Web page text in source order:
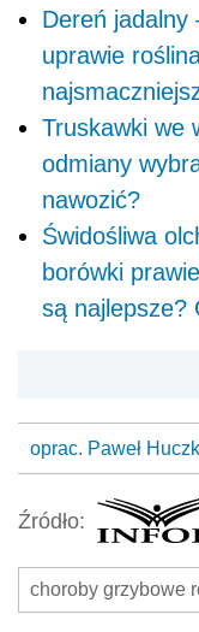
Dereń jadalny
uprawie
Truskawki we
odmiany
nawozić?
Świdośliwa
borówki
są najlepsze?
oprac. Paweł
Źródło:
choroby grzybowe